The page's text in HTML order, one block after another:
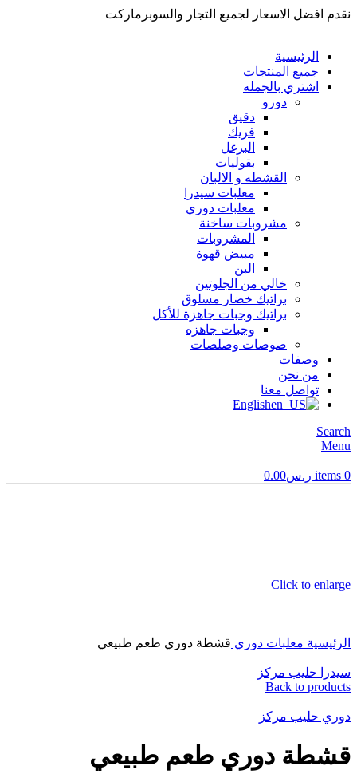
نقدم افضل الاسعار لجميع التجار والسوبرماركت
الرئيسية
جميع المنتجات
اشتري بالجمله
دورو
دقيق
فريك
البرغل
بقوليات
القشطه و الالبان
معلبات سيدرا
معلبات دوري
مشروبات ساخنة
المشروبات
مبيض قهوة
البن
خالي من الجلوتين
براتيك خضار مسلوق
براتيك وجبات جاهزة للأكل
وجبات جاهزه
صوصات وصلصات
وصفات
من نحن
تواصل معنا
English
Search
Menu
0
items ر.س0.00
Click to enlarge
الرئيسية معلبات دوري قشطة دوري طعم طبيعي
سيدرا حليب مركز
Back to products
دوري حليب مركز
قشطة دوري طعم طبيعي